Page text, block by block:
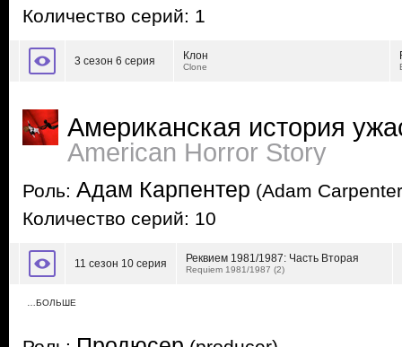
Количество серий: 1
3 сезон 6 серия Клон
Clone
Американская история
American Horror Story
Роль: Адам Карпентер (Adam
Количество серий: 10
11 сезон 10 серия Реквием 1981/1987: Часть Вторая
Requiem 1981/1987 (2)
…БОЛЬШЕ